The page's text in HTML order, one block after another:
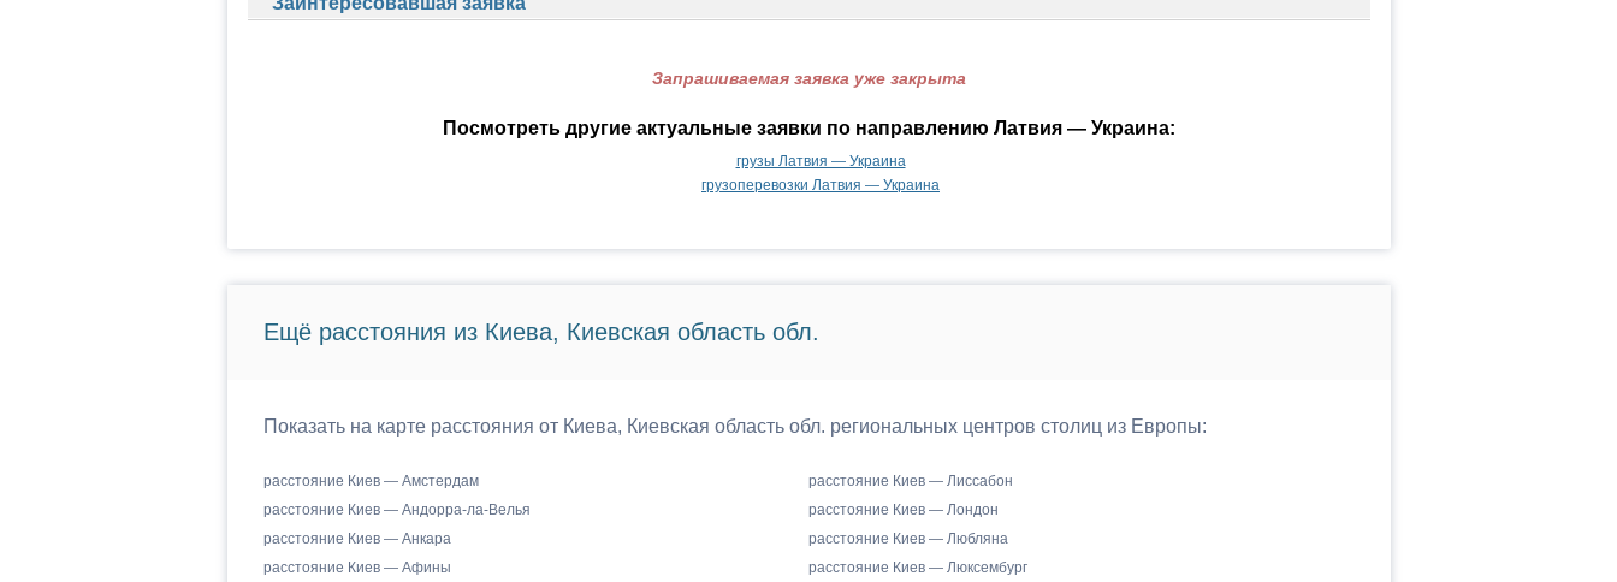
Запрашиваемая заявка уже закрыта
Посмотреть другие актуальные заявки по направлению Латвия — Украина:
грузы Латвия — Украина
грузоперевозки Латвия — Украина
Ещё расстояния из Киева, Киевская область обл.
Показать на карте расстояния от Киева, Киевская область обл. региональных центров столиц из Европы:
расстояние Киев — Амстердам
расстояние Киев — Андорра-ла-Велья
расстояние Киев — Анкара
расстояние Киев — Афины
расстояние Киев — Лиссабон
расстояние Киев — Лондон
расстояние Киев — Любляна
расстояние Киев — Люксембург